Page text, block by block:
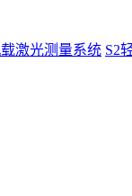
激光测量系统 S2